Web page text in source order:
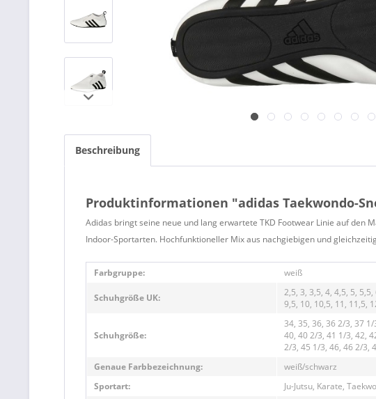
Beschreibung
Produktinformationen "adidas Taekwondo-
Adidas bringt seine neue und lang erwartete TKD Footwear Linie auf den
Indoor-Sportarten. Hochfunktioneller Mix aus nachgiebigen und
Farbgruppe: weiß
Schuhgröße UK:
2,5, 3, 3,5, 4, 4,5, 5,
9,5, 10, 10,5, 11, 11,5,
Schuhgröße:
34, 35, 36, 36 2/3, 37
40, 40 2/3, 41 1/3, 42,
2/3, 45 1/3, 46, 46 2/3,
Genaue Farbbezeichnung:
weiß/schwarz
Sportart:
Ju-Jutsu, Karate,